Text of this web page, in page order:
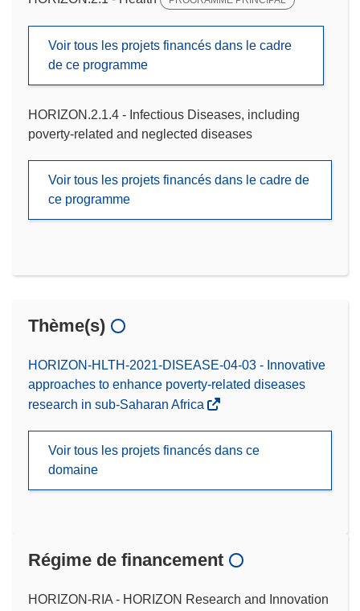
Voir tous les projets financés dans le cadre
de ce programme
HORIZON.2.1.4 - Infectious Diseases, including
poverty-related and neglected diseases
Voir tous les projets financés dans le cadre de
ce programme
Thème(s)
HORIZON-HLTH-2021-DISEASE-04-03 - Innovative
approaches to enhance poverty-related diseases
research in sub-Saharan Africa
Voir tous les projets financés dans ce
domaine
Régime de financement
HORIZON-RIA - HORIZON Research and Innovation